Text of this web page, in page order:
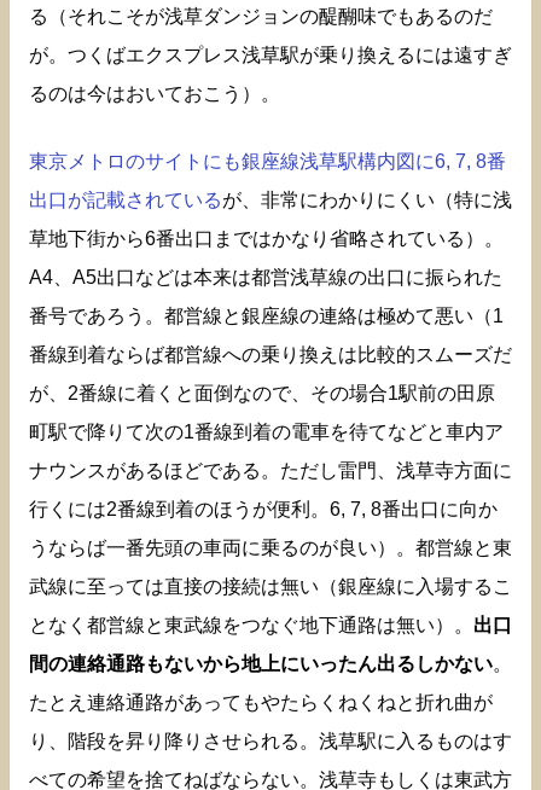
る（それこそが浅草ダンジョンの醍醐味でもあるのだ
が。つくばエクスプレス浅草駅が乗り換えるには遠すぎ
るのは今はおいておこう）。
東京メトロのサイトにも銀座線浅草駅構内図に6, 7, 8番
出口が記載されているが、非常にわかりにくい（特に浅
草地下街から6番出口まではかなり省略されている）。
A4、A5出口などは本来は都営浅草線の出口に振られた
番号であろう。都営線と銀座線の連絡は極めて悪い（1
番線到着ならば都営線への乗り換えは比較的スムーズだ
が、2番線に着くと面倒なので、その場合1駅前の田原
町駅で降りて次の1番線到着の電車を待てなどと車内ア
ナウンスがあるほどである。ただし雷門、浅草寺方面に
行くには2番線到着のほうが便利。6, 7, 8番出口に向か
うならば一番先頭の車両に乗るのが良い）。都営線と東
武線に至っては直接の接続は無い（銀座線に入場するこ
となく都営線と東武線をつなぐ地下通路は無い）。 出口
間の連絡通路もないから地上にいったん出るしかない。
たとえ連絡通路があってもやたらくねくねと折れ曲が
り、階段を昇り降りさせられる。浅草駅に入るものはす
べての希望を捨てねばならない。浅草寺もしくは東武方